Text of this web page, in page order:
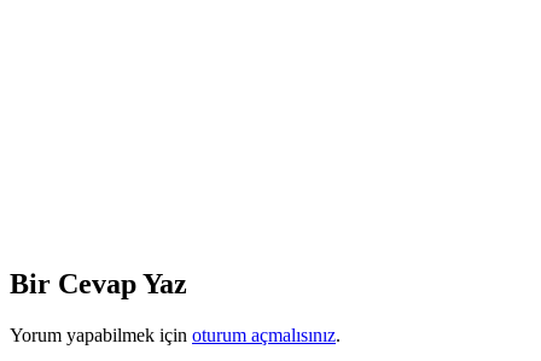
Bir Cevap Yaz
Yorum yapabilmek için oturum açmalısınız.